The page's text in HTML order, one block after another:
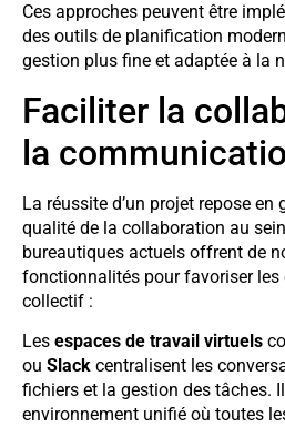
Ces approches peuvent être
des outils de planification
gestion plus fine et adaptée à la
Faciliter la
la
La réussite d’un projet repose en
qualité de la collaboration au
bureautiques actuels offrent de
fonctionnalités pour favoriser les
collectif :
Les espaces de travail virtuels
ou Slack centralisent les
fichiers et la gestion des tâches.
environnement unifié où toutes